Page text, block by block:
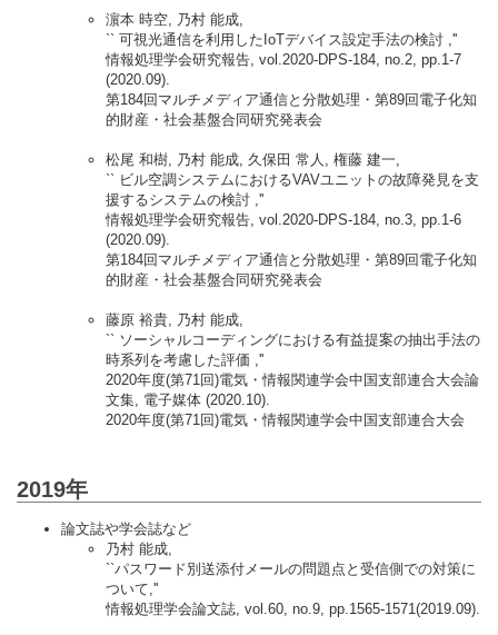
濵本 時空, 乃村 能成,
`` 可視光通信を利用したIoTデバイス設定手法の検討 ,''
情報処理学会研究報告, vol.2020-DPS-184, no.2, pp.1-7
(2020.09).
第184回マルチメディア通信と分散処理・第89回電子化知
的財産・社会基盤合同研究発表会
松尾 和樹, 乃村 能成, 久保田 常人, 権藤 建一,
`` ビル空調システムにおけるVAVユニットの故障発見を支
援するシステムの検討 ,''
情報処理学会研究報告, vol.2020-DPS-184, no.3, pp.1-6
(2020.09).
第184回マルチメディア通信と分散処理・第89回電子化知
的財産・社会基盤合同研究発表会
藤原 裕貴, 乃村 能成,
`` ソーシャルコーディングにおける有益提案の抽出手法の
時系列を考慮した評価 ,''
2020年度(第71回)電気・情報関連学会中国支部連合大会論
文集, 電子媒体 (2020.10).
2020年度(第71回)電気・情報関連学会中国支部連合大会
2019年
論文誌や学会誌など
乃村 能成,
``パスワード別送添付メールの問題点と受信側での対策に
ついて,''
情報処理学会論文誌, vol.60, no.9, pp.1565-1571(2019.09).